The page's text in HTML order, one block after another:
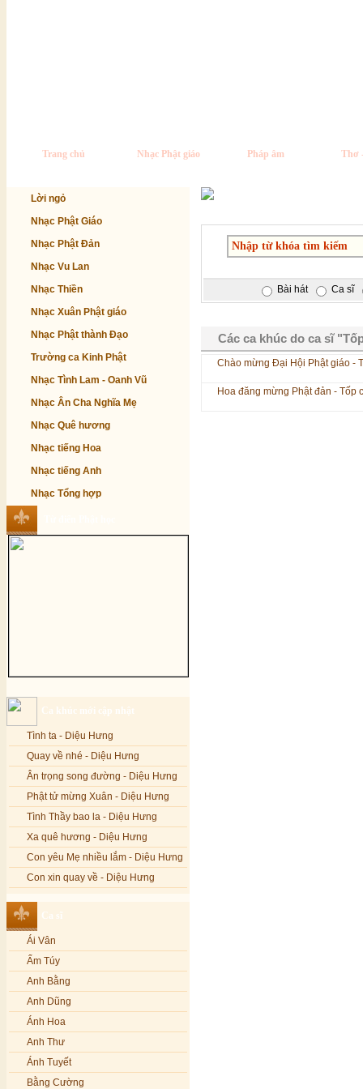
Trang chủ Nhạc Phật giáo Pháp âm Thơ
Lời ngỏ
Nhạc Phật Giáo
Nhạc Phật Đản
Nhạc Vu Lan
Nhạc Thiền
Nhạc Xuân Phật giáo
Nhạc Phật thành Đạo
Trường ca Kinh Phật
Nhạc Tình Lam - Oanh Vũ
Nhạc Ân Cha Nghĩa Mẹ
Nhạc Quê hương
Nhạc tiếng Hoa
Nhạc tiếng Anh
Nhạc Tổng hợp
Ca khúc mới cập nhật
Tình ta - Diệu Hưng
Quay về nhé - Diệu Hưng
Ân trọng song đường - Diệu Hưng
Phật tử mừng Xuân - Diệu Hưng
Tình Thầy bao la - Diệu Hưng
Xa quê hương - Diệu Hưng
Con yêu Mẹ nhiều lắm - Diệu Hưng
Con xin quay về - Diệu Hưng
Nếu xa Phật - Diệu Hưng
Tình Lam - Kim Khánh & Hoàng
Vĩnh
Xin cho con niềm tin - Kim Linh
Quán Âm Mẹ hiền - Kim Linh
Nhạc niệm Nam Mô A Di Đà Phật -
Kim Linh
Mẹ Từ Bi - Kim Linh
12 Lời nguyện của Bồ tát Quán Thế
Âm - Kim Linh
Ca sĩ
Ái Vân
Ẩm Túy
Anh Bằng
Anh Dũng
Ánh Hoa
Anh Thư
Ánh Tuyết
Bằng Cường
Bài hát Ca sĩ
Các ca khúc do ca sĩ
Chào mừng Đại Hội Phật giáo -
Hoa đăng mừng Phật đản - Tốp